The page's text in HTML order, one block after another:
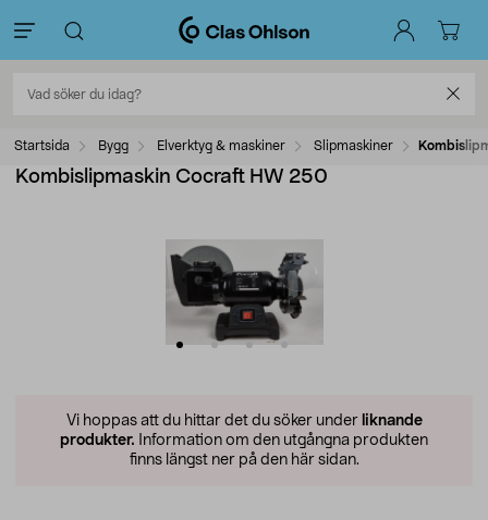
Startsida Bygg Elverktyg & maskiner Slipmaskiner
Kombislipmaskin Cocraft HW 250
Vi hoppas att du hittar det du söker under liknande
produkter. Information om den utgångna produkten
finns längst ner på den här sidan.